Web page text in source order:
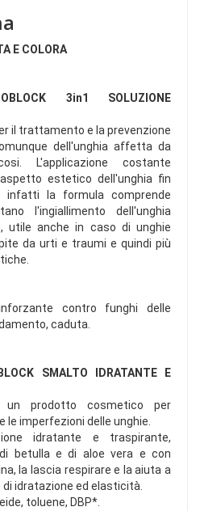
E COLORA
3in1 SOLUZIONE
il trattamento e la prevenzione
dell'unghia affetta da
L'applicazione costante
estetico dell'unghia fin
infatti la formula comprende
l'ingiallimento dell'unghia
utile anche in caso di unghie
da urti e traumi e quindi più
contro funghi delle
caduta.
SMALTO IDRATANTE E
un prodotto cosmetico per
le imperfezioni delle unghie.
idratante e traspirante,
betulla e di aloe vera e con
la lascia respirare e la aiuta a
idratazione ed elasticità.
toluene, DBP*.